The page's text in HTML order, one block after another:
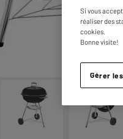
Si vous
réaliser des
cookies.
Bonne visite!
Gérer